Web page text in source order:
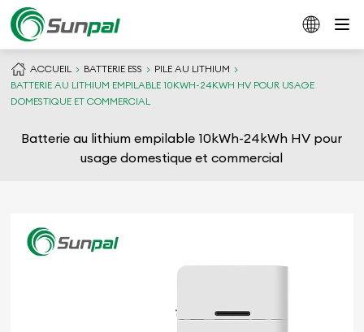
ACCUEIL BATTERIE ESS
PILE AU LITHIUM
BATTERIE AU LITHIUM EMPILABLE 10KWH-24KWH HV POUR USAGE
DOMESTIQUE ET COMMERCIAL
Batterie au lithium empilable 10kWh-24kWh HV pour
usage domestique et commercial